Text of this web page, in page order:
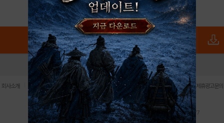
로그인 PC버전 전체앱
회사소개 이용약관 | 개인정보 처리방침 | 청소년 보호정책 | 불법촬영물 신고센터 | 제휴광고문의
사업자등록번호:119-86-61101 (주)스마트나우 대표이사:송현두
주소: 서울시 금천구 가산디지털1로 171 연락처:063-284-8635 팩스:02-6265-0377
청소년보호책임자:김동욱desk@hungryapp.co.kr